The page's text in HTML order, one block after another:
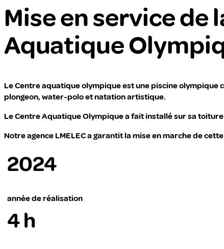
Mise en service
Aquatique
Le Centre aquatique olympique est une piscine
plongeon, water-polo et natation artistique.
Le Centre Aquatique Olympique a fait installé sur sa
Notre agence LMELEC a garantit la mise en marche de
2024
année de réalisation
4 h